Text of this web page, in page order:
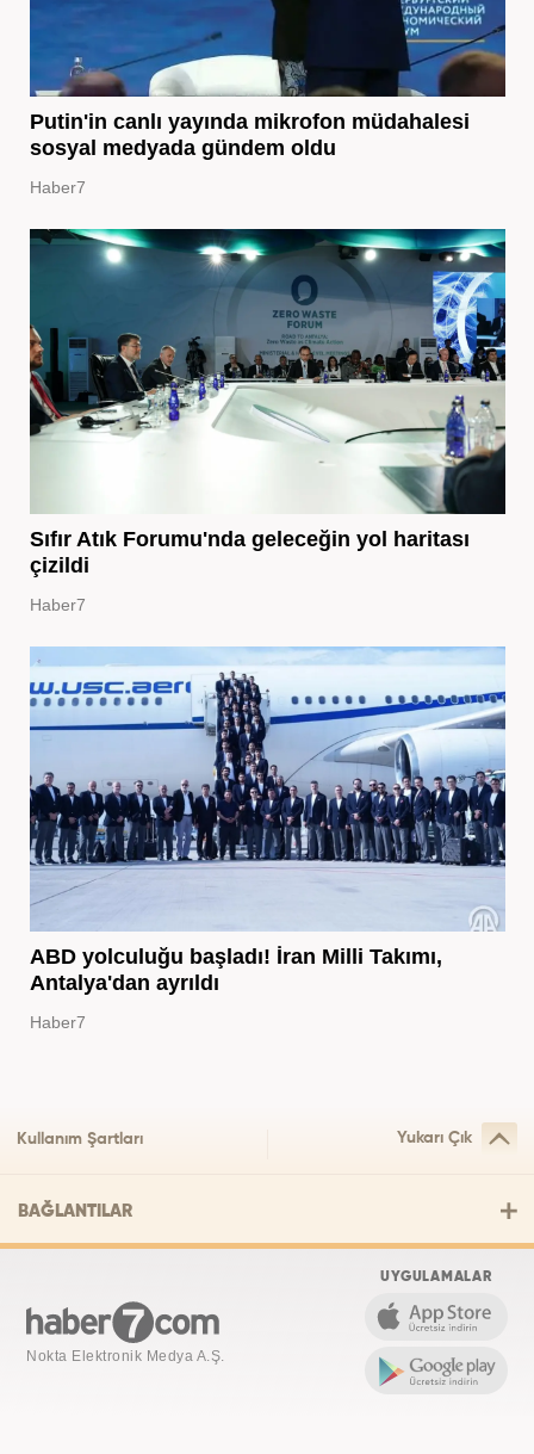
Putin'in canlı yayında mikrofon müdahalesi
sosyal medyada gündem oldu
Haber7
Sıfır Atık Forumu'nda geleceğin yol haritası
çizildi
Haber7
ABD yolculuğu başladı! İran Milli Takımı,
Antalya'dan ayrıldı
Haber7
Kullanım Şartları Yukarı Çık
BAĞLANTILAR
Nokta Elektronik Medya A.Ş.
UYGULAMALAR